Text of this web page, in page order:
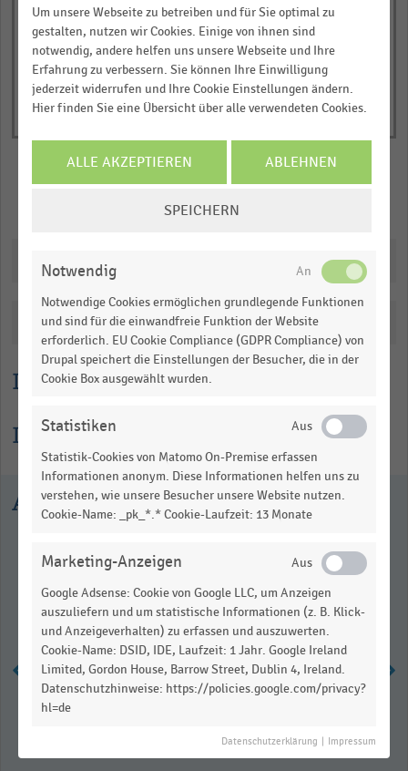
Lesehilfe
Informationen zur Statistik
axis
displaying
Anzahl
der
Filialen
-0.06889051322277007
1.1021281196772748.
data
interactive
chart
Katalogisierung
Ausgewählte Statistiken
Um unsere Webseite zu betreiben und für Sie optimal zu
gestalten, nutzen wir Cookies. Einige von ihnen sind
notwendig, andere helfen uns unsere Webseite und Ihre
Erfahrung zu verbessern. Sie können Ihre Einwilligung
jederzeit widerrufen und Ihre Cookie Einstellungen ändern.
Hier finden Sie eine Übersicht über alle verwendeten Cookies.
ALLE AKZEPTIEREN ABLEHNEN
SPEICHERN
Notwendig
Notwendige Cookies ermöglichen grundlegende Funktionen
und sind für die einwandfreie Funktion der Website
erforderlich. EU Cookie Compliance (GDPR Compliance) von
Drupal speichert die Einstellungen der Besucher, die in der
Cookie Box ausgewählt wurden.
Statistiken
Statistik-Cookies von Matomo On-Premise erfassen
Informationen anonym. Diese Informationen helfen uns zu
verstehen, wie unsere Besucher unsere Website nutzen.
Cookie-Name: _pk_*.* Cookie-Laufzeit: 13 Monate
Marketing-Anzeigen
Google Adsense: Cookie von Google LLC, um Anzeigen
auszuliefern und um statistische Informationen (z. B. Klick-
und Anzeigeverhalten) zu erfassen und auszuwerten.
Cookie-Name: DSID, IDE, Laufzeit: 1 Jahr. Google Ireland
Limited, Gordon House, Barrow Street, Dublin 4, Ireland.
Datenschutzhinweise: https://policies.google.com/privacy?
hl=de
Datenschutzerklärung Impressum